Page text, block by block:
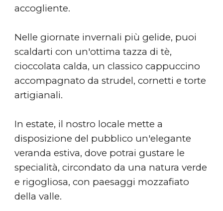
accogliente.
Nelle giornate invernali più gelide, puoi
scaldarti con un'ottima tazza di tè,
cioccolata calda, un classico cappuccino
accompagnato da strudel, cornetti e torte
artigianali.
In estate, il nostro locale mette a
disposizione del pubblico un'elegante
veranda estiva, dove potrai gustare le
specialità, circondato da una natura verde
e rigogliosa, con paesaggi mozzafiato
della valle.